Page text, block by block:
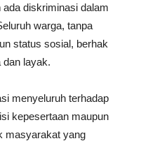
diskriminasi dalam
warga, tanpa
status sosial, berhak
dan layak.
menyeluruh terhadap
kepesertaan maupun
masyarakat yang